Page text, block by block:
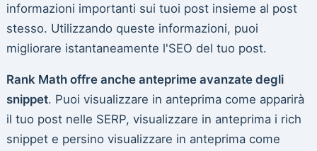
informazioni importanti sui tuoi post insieme al post
stesso. Utilizzando queste informazioni, puoi
migliorare istantaneamente l'SEO del tuo post.
Rank Math offre anche anteprime avanzate degli
snippet. Puoi visualizzare in anteprima come apparirà
il tuo post nelle SERP, visualizzare in anteprima i rich
snippet e persino visualizzare in anteprima come